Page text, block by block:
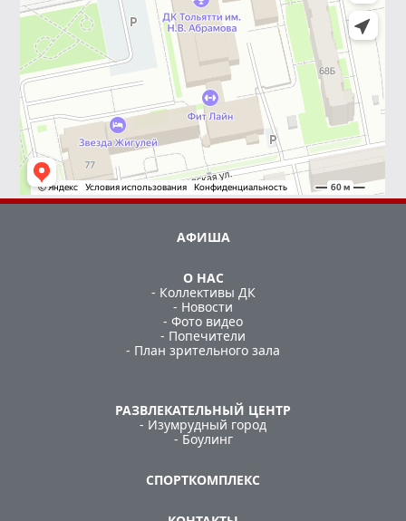
АФИША
О НАС
- Коллективы ДК
- Новости
- Фото видео
- Попечители
- План зрительного зала
РАЗВЛЕКАТЕЛЬНЫЙ ЦЕНТР
- Изумрудный город
- Боулинг
СПОРТКОМПЛЕКС